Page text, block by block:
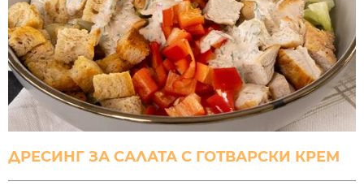
ДРЕСИНГ ЗА САЛАТА С ГОТВАРСКИ КРЕМ